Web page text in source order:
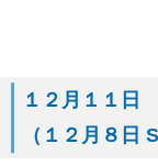
１２月１１
（１２月８